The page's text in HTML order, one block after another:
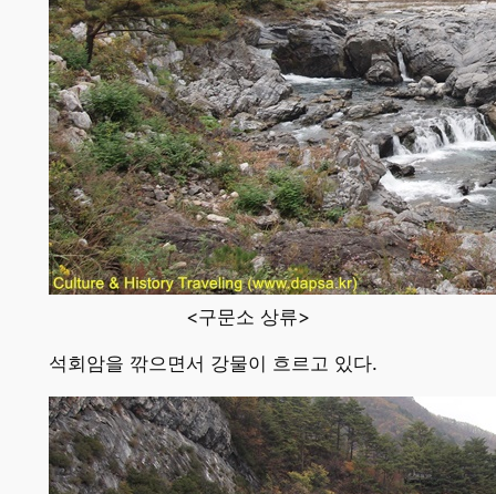
<구문소 상류>
석회암을 깎으면서 강물이 흐르고 있다.